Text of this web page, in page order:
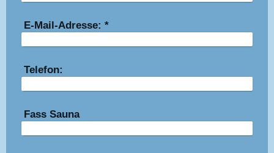
E-Mail-Adresse: *
Telefon:
Fass Sauna